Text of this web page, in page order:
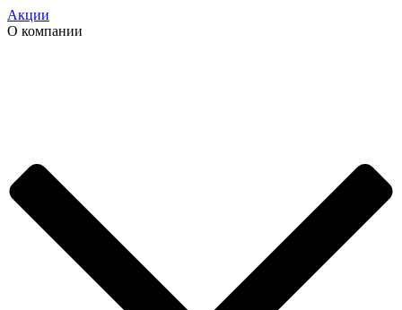
Акции
О компании